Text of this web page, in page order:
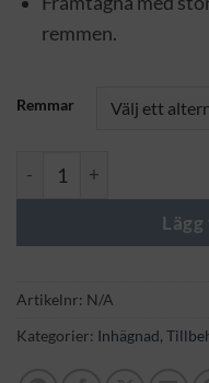
remmen.
Remmar
Remmar mängd
Artikelnr: N/A
Kategorier: Inhägnad,